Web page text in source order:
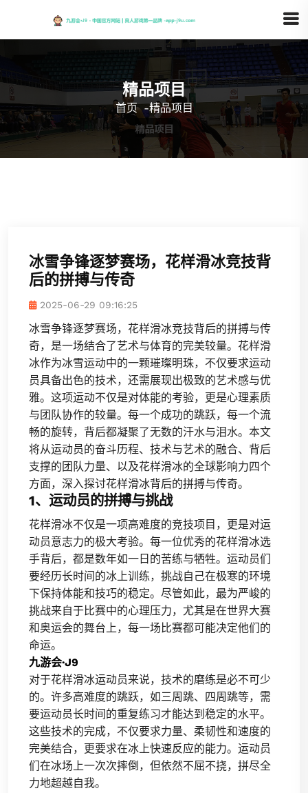
精品项目
首页 -精品项目
冰雪争锋逐梦赛场，花样滑冰竞技背
后的拼搏与传奇
2025-06-29 09:16:25
冰雪争锋逐梦赛场，花样滑冰竞技背后的拼搏与传
奇，是一场结合了艺术与体育的完美较量。花样滑
冰作为冰雪运动中的一颗璀璨明珠，不仅要求运动
员具备出色的技术，还需展现出极致的艺术感与优
雅。这项运动不仅是对体能的考验，更是心理素质
与团队协作的较量。每一个成功的跳跃，每一个流
畅的旋转，背后都凝聚了无数的汗水与泪水。本文
将从运动员的奋斗历程、技术与艺术的融合、背后
支撑的团队力量、以及花样滑冰的全球影响力四个
方面，深入探讨花样滑冰背后的拼搏与传奇。
1、运动员的拼搏与挑战
花样滑冰不仅是一项高难度的竞技项目，更是对运
动员意志力的极大考验。每一位优秀的花样滑冰选
手背后，都是数年如一日的苦练与牺牲。运动员们
要经历长时间的冰上训练，挑战自己在极寒的环境
下保持体能和技巧的稳定。尽管如此，最为严峻的
挑战来自于比赛中的心理压力，尤其是在世界大赛
和奥运会的舞台上，每一场比赛都可能决定他们的
命运。
九游会·J9
对于花样滑冰运动员来说，技术的磨练是必不可少
的。许多高难度的跳跃，如三周跳、四周跳等，需
要运动员长时间的重复练习才能达到稳定的水平。
这些技术的完成，不仅要求力量、柔韧性和速度的
完美结合，更要求在冰上快速反应的能力。运动员
们在冰场上一次次摔倒，但依然不屈不挠，拼尽全
力地超越自我。